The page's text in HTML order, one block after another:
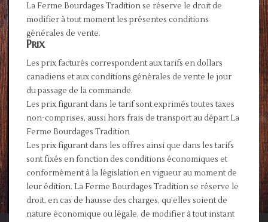
La Ferme Bourdages Tradition se réserve le droit de
modifier à tout moment les présentes conditions
générales de vente.
Prix
Les prix facturés correspondent aux tarifs en dollars
canadiens et aux conditions générales de vente le jour
du passage de la commande.
Les prix figurant dans le tarif sont exprimés toutes taxes
non-comprises, aussi hors frais de transport au départ La
Ferme Bourdages Tradition
Les prix figurant dans les offres ainsi que dans les tarifs
sont fixés en fonction des conditions économiques et
conformément à la législation en vigueur au moment de
leur édition. La Ferme Bourdages Tradition se réserve le
droit, en cas de hausse des charges, qu’elles soient de
nature économique ou légale, de modifier à tout instant